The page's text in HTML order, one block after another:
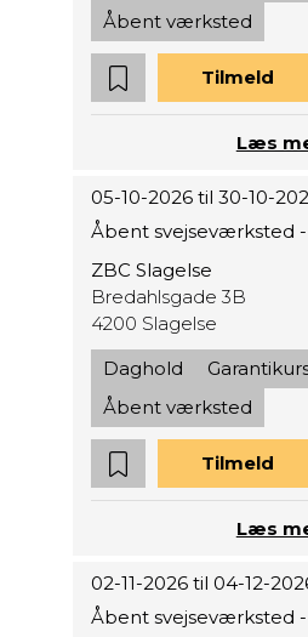
Åbent værksted
Tilmeld
Læs
05-10-2026 til 30-10-
Åbent svejseværksted
ZBC Slagelse
Bredahlsgade 3B
4200 Slagelse
Daghold
Åbent værksted
Tilmeld
Læs
02-11-2026 til 04-12-
Åbent svejseværksted